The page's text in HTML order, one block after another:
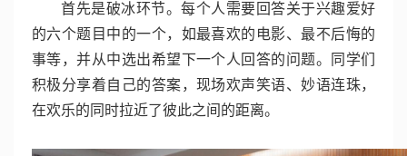
首先是破冰环节。每个人需要回答关于兴趣爱好
的六个题目中的一个，如最喜欢的电影、最不后悔的
事等，并从中选出希望下一个人回答的问题。同学们
积极分享着自己的答案，现场欢声笑语、妙语连珠，
在欢乐的同时拉近了彼此之间的距离。